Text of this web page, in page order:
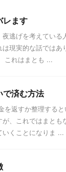
レます
逃げを考えてい
現実的な話では
これはまとも ...
で済む方法
を返すか整理する
、これではまと
いくことになりま ...